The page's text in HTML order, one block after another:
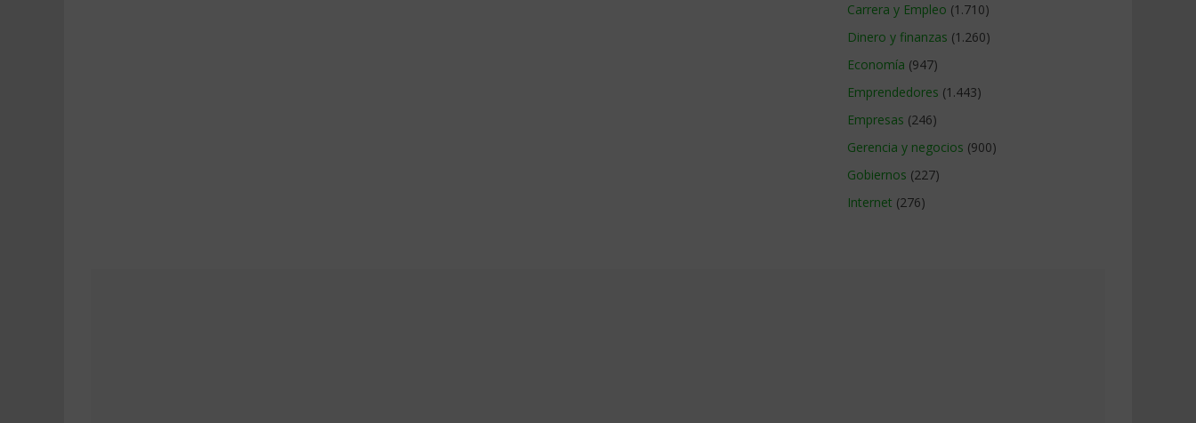
Carrera y Empleo (1.710)
Dinero y finanzas (1.260)
Economía (947)
Emprendedores (1.443)
Empresas (246)
Gerencia y negocios (900)
Gobiernos (227)
Internet (276)